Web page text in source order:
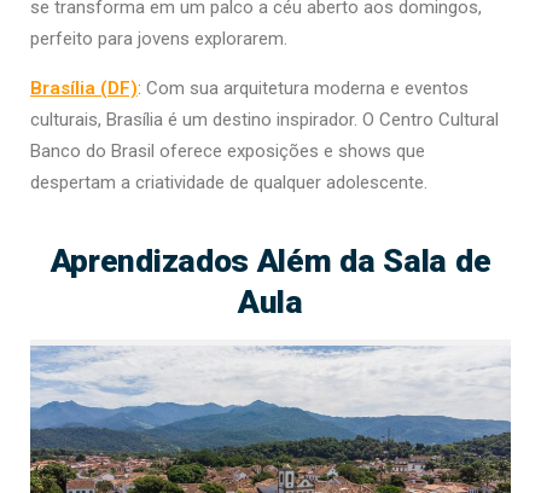
se transforma em um palco a céu aberto aos domingos,
perfeito para jovens explorarem.
Brasília (DF): Com sua arquitetura moderna e eventos
culturais, Brasília é um destino inspirador. O Centro Cultural
Banco do Brasil oferece exposições e shows que
despertam a criatividade de qualquer adolescente.
Aprendizados Além da Sala de
Aula